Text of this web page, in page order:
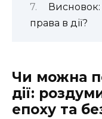
права в дії?
Чи можна
дії:
епоху та